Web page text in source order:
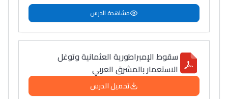
مشاهدة الدرس
سقوط الإمبراطورية العثمانية وتوغل
الاستعمار بالمشرق العربي
تحميل الدرس